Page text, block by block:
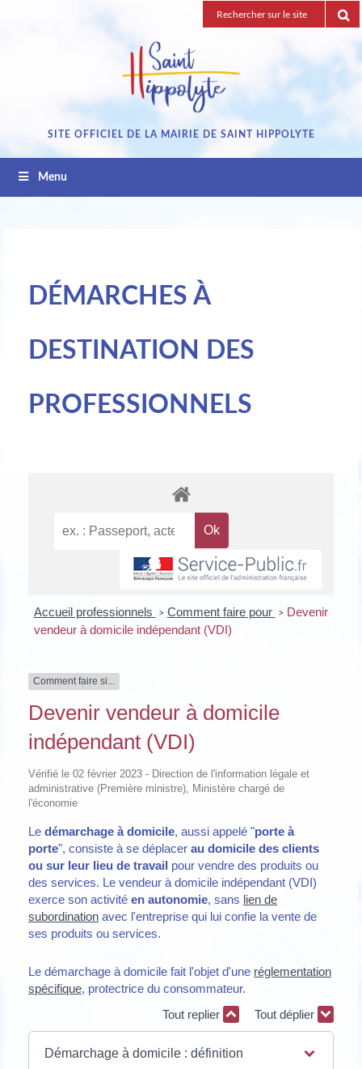
Recherche
pour
SITE OFFICIEL DE LA MAIRIE DE SAINT HIPPOLYTE
Menu
DÉMARCHES À
DESTINATION DES
PROFESSIONNELS
Accueil professionnels > Comment faire pour > Devenir
vendeur à domicile indépendant (VDI)
Comment faire si...
Devenir vendeur à domicile
indépendant (VDI)
Vérifié le 02 février 2023 - Direction de l'information légale et
administrative (Première ministre), Ministère chargé de
l'économie
Le démarchage à domicile, aussi appelé "porte à
porte", consiste à se déplacer au domicile des clients
ou sur leur lieu de travail pour vendre des produits ou
des services. Le vendeur à domicile indépendant (VDI)
exerce son activité en autonomie, sans lien de
subordination avec l'entreprise qui lui confie la vente de
ses produits ou services.
Le démarchage à domicile fait l'objet d'une réglementation
spécifique, protectrice du consommateur.
Tout replier
Tout déplier
Démarchage à domicile : définition